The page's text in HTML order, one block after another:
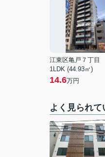
江東区亀戸７丁目
1LDK (44.93㎡)
14.6万円
よく見られて